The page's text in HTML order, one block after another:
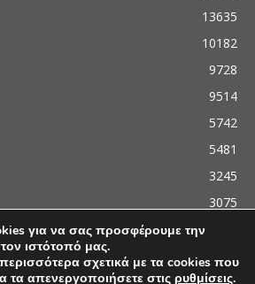
13635
10182
9728
9514
5742
5481
3245
3075
- 2026 - AgrinioCulture.gr
για να σας προσφέρουμε την
ιστότοπό μας.
σχετικά με τα cookies που
τα απενεργοποιήσετε στις ρυθμίσεις.